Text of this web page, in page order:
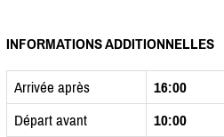
INFORMATIONS ADDITIONNELLES
Arrivée après
16:00
Départ avant
10:00